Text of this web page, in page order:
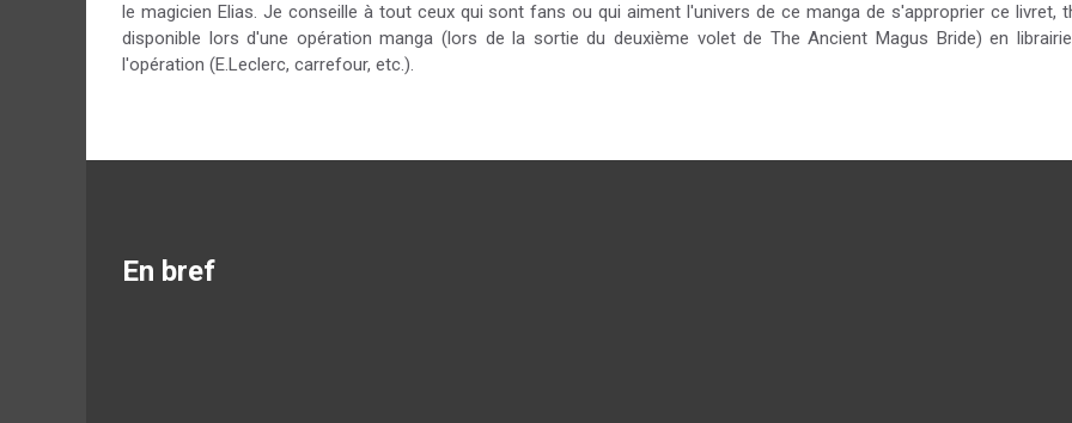
le magicien Elias. Je conseille à tout ceux qui sont fans ou qui aiment l'univers de ce manga de s'approprier ce livret,
disponible lors d'une opération manga (lors de la sortie du deuxième volet de The Ancient Magus Bride) en
l'opération (E.Leclerc, carrefour, etc.).
En bref